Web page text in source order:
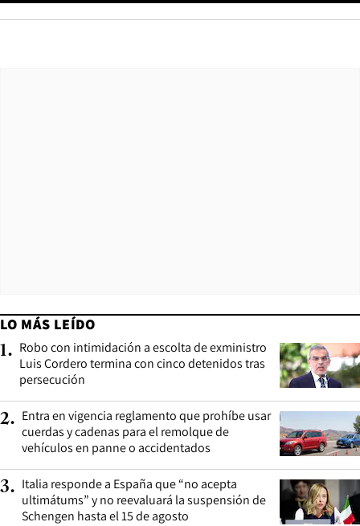
LO MÁS LEÍDO
1. Robo con intimidación a escolta de exministro
Luis Cordero termina con cinco detenidos tras
persecución
2. Entra en vigencia reglamento que prohíbe usar
cuerdas y cadenas para el remolque de
vehículos en panne o accidentados
3. Italia responde a España que “no acepta
ultimátums” y no reevaluará la suspensión de
Schengen hasta el 15 de agosto